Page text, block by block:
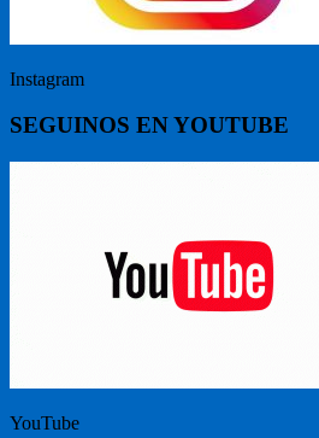
Instagram
SEGUINOS EN YOUTUBE
YouTube